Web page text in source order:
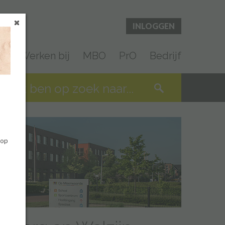
INLOGGEN
Werken bij MBO PrO Bedrijf